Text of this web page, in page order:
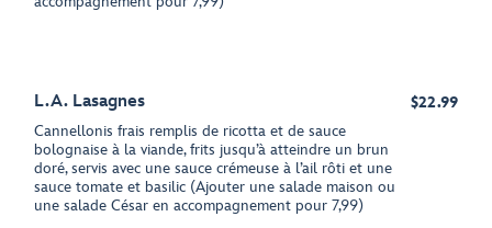
L.A. Lasagnes
Cannellonis frais remplis de ricotta et de sauce
bolognaise à la viande, frits jusqu’à atteindre un brun
doré, servis avec une sauce crémeuse à l’ail rôti et une
sauce tomate et basilic (Ajouter une salade maison ou
une salade César en accompagnement pour 7,99)
$22.99